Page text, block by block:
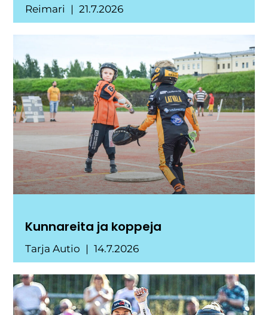
Reimari 21.7.2026
Kunnareita ja koppeja
Tarja Autio 14.7.2026